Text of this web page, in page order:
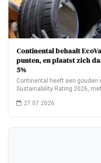
Continental behaalt
punten, en plaatst zich
5%
Continental heeft een gouden
Sustainability Rating 2026,
27.07.2026